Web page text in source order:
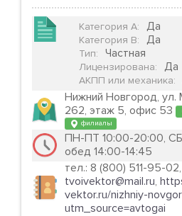
Категория А: Да
Категория B: Да
Тип: Частная
Лицензирована: Да
АКПП или механика:
Нижний Новгород, ул.
262, этаж 5, офис 53
филиалы
ПН-ПТ 10:00-20:00,
обед 14:00-14:45
тел.: 8 (800) 511-95-
tvoivektor@mail.ru,
vektor.ru/nizhniy-
utm_source=avtogai